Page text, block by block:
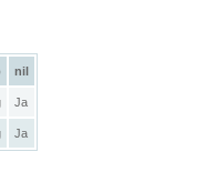
nil
Ja
Ja